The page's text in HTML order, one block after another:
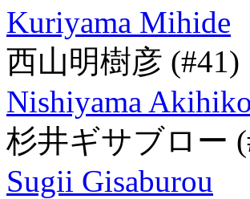
Kuriyama Mihide
西山明樹彦 (#41)
Nishiyama Akihiko
杉井ギサブロー
Sugii Gisaburou